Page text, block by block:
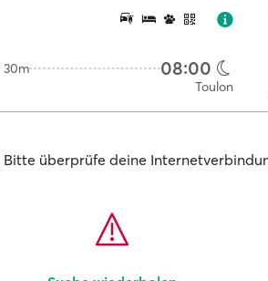
30m 08:00
Toulon
überprüfe deine